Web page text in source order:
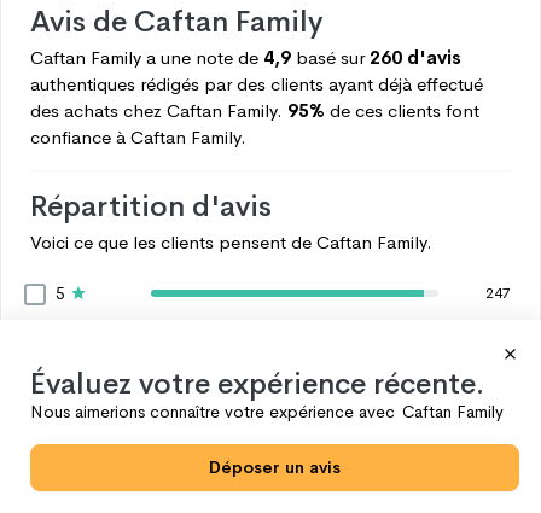
Avis de Caftan Family
Caftan Family a une note de 4,9 basé sur 260 d'avis
authentiques rédigés par des clients ayant déjà effectué
des achats chez Caftan Family. 95% de ces clients font
confiance à Caftan Family.
Répartition d'avis
Voici ce que les clients pensent de Caftan Family.
5 247
4
Voir plus
Évaluez votre expérience récente.
Nous aimerions connaître votre expérience avec Caftan Family
Déposer un avis